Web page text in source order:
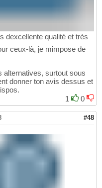
dexcellente qualité et très
ceux-là, je mimpose de
alternatives, surtout sous
donner ton avis dessus et
1
0
#48